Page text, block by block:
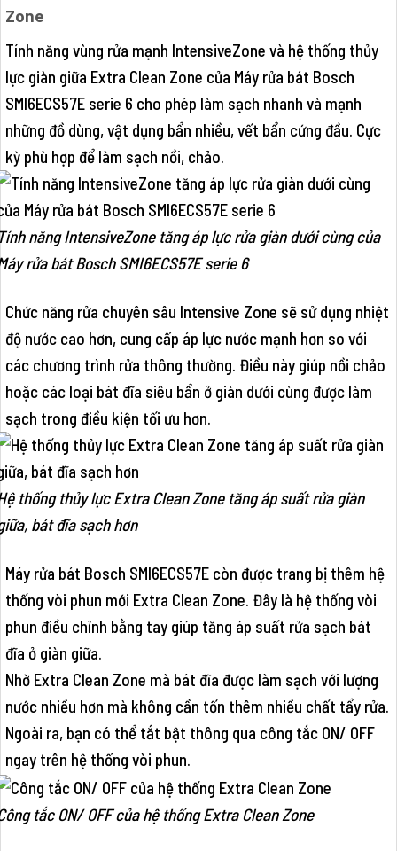
Zone
Tính năng vùng rửa mạnh IntensiveZone và hệ thống thủy
lực giàn giữa Extra Clean Zone của Máy rửa bát Bosch
SMI6ECS57E serie 6 cho phép làm sạch nhanh và mạnh
những đồ dùng, vật dụng bẩn nhiều, vết bẩn cứng đầu. Cực
kỳ phù hợp để làm sạch nồi, chảo.
năng IntensiveZone tăng áp lực rửa giàn dưới cùng của
rửa bát Bosch SMI6ECS57E serie 6
Chức năng rửa chuyên sâu Intensive Zone sẽ sử dụng nhiệt
độ nước cao hơn, cung cấp áp lực nước mạnh hơn so với
các chương trình rửa thông thường. Điều này giúp nồi chảo
hoặc các loại bát đĩa siêu bẩn ở giàn dưới cùng được làm
sạch trong điều kiện tối ưu hơn.
thống thủy lực Extra Clean Zone tăng áp suất rửa giàn
bát đĩa sạch hơn
Máy rửa bát Bosch SMI6ECS57E còn được trang bị thêm hệ
thống vòi phun mới Extra Clean Zone. Đây là hệ thống vòi
phun điều chỉnh bằng tay giúp tăng áp suất rửa sạch bát
đĩa ở giàn giữa.
Nhờ Extra Clean Zone mà bát đĩa được làm sạch với lượng
nước nhiều hơn mà không cần tốn thêm nhiều chất tẩy rửa.
Ngoài ra, bạn có thể tắt bật thông qua công tắc ON/ OFF
ngay trên hệ thống vòi phun.
tắc ON/ OFF của hệ thống Extra Clean Zone